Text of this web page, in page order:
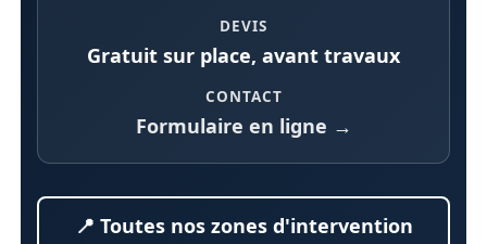
DEVIS
Gratuit sur place, avant travaux
CONTACT
Formulaire en ligne →
📍 Toutes nos zones d'intervention